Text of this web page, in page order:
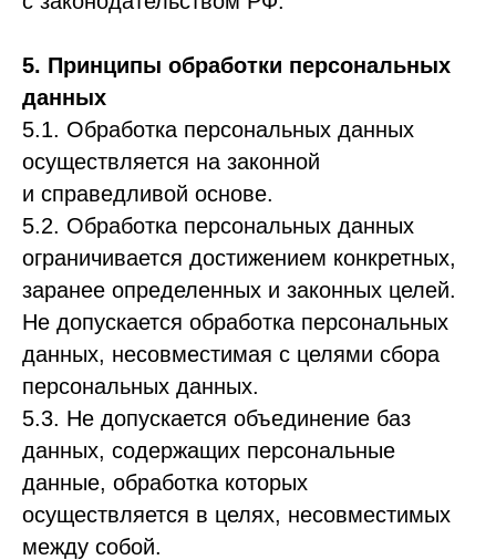
5. Принципы обработки персональных
данных
5.1. Обработка персональных данных
осуществляется на законной
и справедливой основе.
5.2. Обработка персональных данных
ограничивается достижением конкретных,
заранее определенных и законных целей.
Не допускается обработка персональных
данных, несовместимая с целями сбора
персональных данных.
5.3. Не допускается объединение баз
данных, содержащих персональные
данные, обработка которых
осуществляется в целях, несовместимых
между собой.